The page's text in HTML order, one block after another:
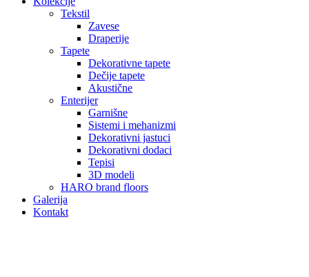
Tekstil
Zavese
Draperije
Tapete
Dekorativne tapete
Dečije tapete
Akustične
Enterijer
Garnišne
Sistemi i mehanizmi
Dekorativni jastuci
Dekorativni dodaci
Tepisi
3D modeli
HARO brand floors
Galerija
Kontakt